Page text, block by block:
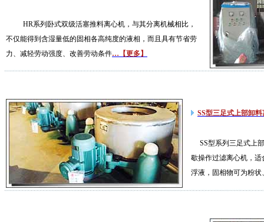
HR系列卧式双级活塞推料离心机 ，与其分离机械相比，
不仅能得到含湿量低的固相各高纯度的液相，而且具有节省劳
力、减轻劳动强度、改善劳动条件…【更多】
SS型三足式上部卸料
SS型系列三足式上
歇操作过滤离心机，适
浮液，固相物可为粉状